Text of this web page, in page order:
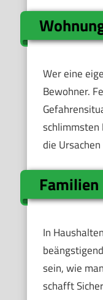
Wer eine
Bewohner.
schlimmsten
die
In
sein, wie
schafft